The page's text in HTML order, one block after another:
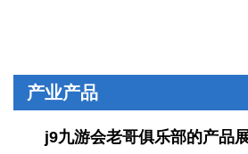
产业产品
j9九游会老哥俱乐部的产品